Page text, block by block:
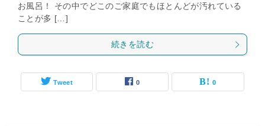
お風呂！ その中でどこのご家庭でもほとんどが汚れている
ことが多 […]
続きを読む
Tweet 0 0